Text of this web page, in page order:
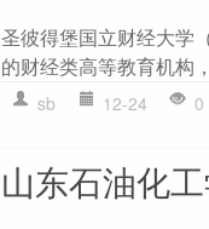
圣彼得堡国立财经大学
的财经类高等教育机构
sb 12-24 0
山东石油化